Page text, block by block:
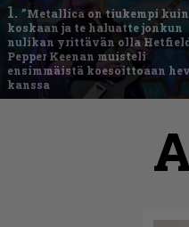
1. ”Metallica on tiukempi kuin
koskaan ja te haluatte jonkun
nulikan yrittävän olla
Pepper Keenan muisteli
ensimmäistä koesoittoaan
kanssa